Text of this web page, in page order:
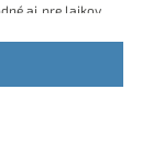
aj pre laikov,
pomerom
obmedzenom
sady.Výhodná